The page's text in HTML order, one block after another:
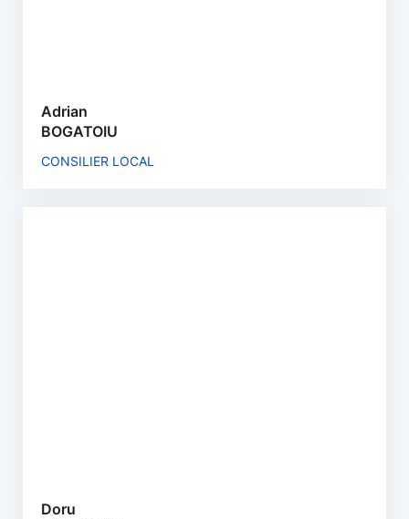
Adrian
BOGATOIU
CONSILIER LOCAL
Doru